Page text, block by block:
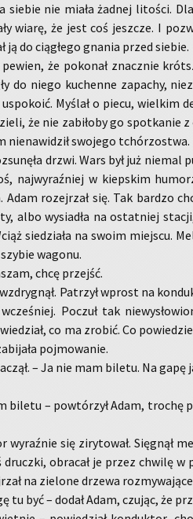
sie­bie nie miała żad­nej li­to­ści.
wiarę, że jest coś jesz­cze. I
ją do cią­głe­go gna­nia przed sie­bie.
pe­wien, że po­ko­nał znacz­nie
do niego ku­chen­ne za­pa­chy,
uspo­ko­ić. My­ślał o piecu, wiel­kim
że nie za­bi­ło­by go spo­tka­nie
nie­na­wi­dził swo­je­go tchó­rzo­stwa.
drzwi. Wars był już
naj­wy­raź­niej w kiep­skim
Adam ro­zej­rzał się. Tak bar­dzo
albo wy­sia­dła na ostat­niej
sie­dzia­ła na swoim miej­scu.
wa­go­nu.
chcę przejść.
Pa­trzył wprost na
Po­czuł tak
co ma zro­bić. Co
poj­mo­wa­nie.
– Ja nie mam bi­le­tu. Na gapę
bi­le­tu – po­wtó­rzył Adam,
wy­raź­nie się zi­ry­to­wał. Się­gnął
drucz­ki, ob­ra­cał je przez chwi­lę
na zie­lo­ne drze­wa
tu być – dodał Adam, czu­jąc, że